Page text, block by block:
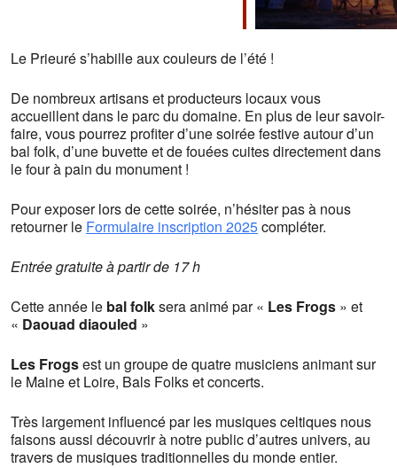
Outlook Live
Le Prieuré s’habille aux couleurs de l’été !
De nombreux artisans et producteurs locaux vous
accueillent dans le parc du domaine. En plus de leur savoir-
faire, vous pourrez profiter d’une soirée festive autour d’un
bal folk, d’une buvette et de fouées cuites directement dans
le four à pain du monument !
Pour exposer lors de cette soirée, n’hésiter pas à nous
retourner le Formulaire inscription 2025compléter.
Entrée gratuite à partir de 17 h
Cette année le bal folksera animé par « Les Frogs » et
« Daouad diaouled »
Les Frogsest un groupe de quatre musiciens animant sur
le Maine et Loire, Bals Folks et concerts.
Très largement influencé par les musiques celtiques nous
faisons aussi découvrir à notre public d’autres univers, au
travers de musiques traditionnelles du monde entier.